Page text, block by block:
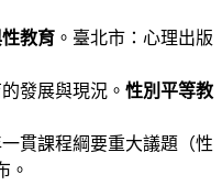
教育 。臺北市：心理出版
發展與現況。 性別平等教
貫課程綱要重大議題（性
。